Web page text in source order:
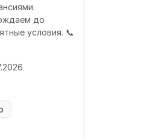
до
условия. 📞